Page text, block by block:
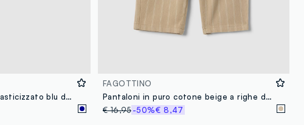
Scaldacollo in cotone elasticizzato blu da bambino vestibilità comoda
FAGOTTINO
Pantaloni in puro cotone beige a righe da bimbo regular fit
€ 16,95-50%€ 8,47